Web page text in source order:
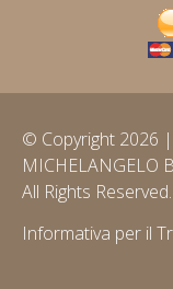
© Copyright 2026
MICHELANGELO
All Rights Reserved.
Informativa per il